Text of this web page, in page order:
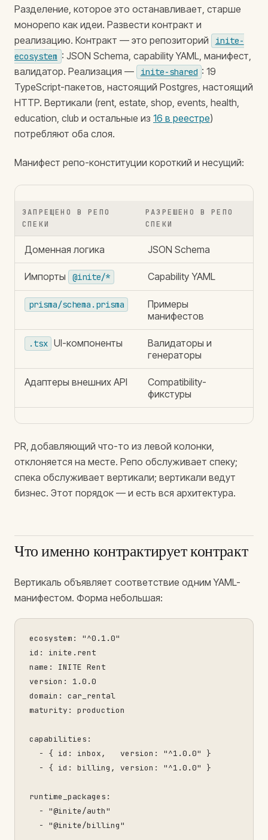
Разделение, которое это останавливает, старше
монорепо как идеи. Развести контракт и
реализацию. Контракт — это репозиторий
inite-
ecosystem : JSON Schema, capability YAML, манифест,
валидатор. Реализация —
inite-shared : 19
TypeScript-пакетов, настоящий Postgres, настоящий
HTTP. Вертикали (rent, estate, shop, events, health,
education, club и остальные из 16 в реестре)
потребляют оба слоя.
Манифест репо-конституции короткий и несущий:
ЗАПРЕЩЕНО В РЕПО
СПЕКИ
РАЗРЕШЕНО В РЕПО
СПЕКИ
Доменная логика JSON Schema
Импорты @inite/* Capability YAML
prisma/schema.prisma
Примеры
манифестов
.tsx UI-компоненты
Валидаторы и
генераторы
Адаптеры внешних API
Compatibility-
фикстуры
PR, добавляющий что-то из левой колонки,
отклоняется на месте. Репо обслуживает спеку;
спека обслуживает вертикали; вертикали ведут
бизнес. Этот порядок — и есть вся архитектура.
Что именно контрактирует контракт
Вертикаль объявляет соответствие одним YAML-
манифестом. Форма небольшая:
ecosystem:
"^0.1.0"
id:
inite.rent
name:
INITE Rent
version:
1.0 .0
domain:
car_rental
maturity:
production
capabilities:
-
{ id: inbox, version: "^1.0.0"
}
-
{ id: billing , version: "^1.0.0" }
runtime_packages:
-
"@inite/auth"
-
"@inite/billing"